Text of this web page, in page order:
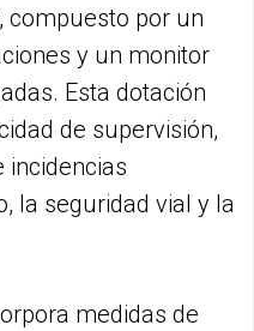
compuesto por un
y un monitor
Esta dotación
de supervisión,
incidencias
la seguridad vial y la
medidas de